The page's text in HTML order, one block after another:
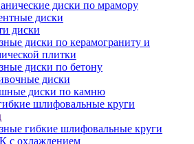
диски по мрамору
диски
диски
диски по керамограниту и
плитки
диски по бетону
диски
диски по камню
шлифовальные круги
гибкие шлифовальные круги
с охлаждением